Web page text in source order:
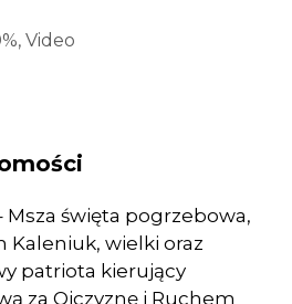
, Video
Msza święta pogrzebowa,
Kaleniuk, wielki oraz
patriota kierujący
za Ojczyznę i Ruchem